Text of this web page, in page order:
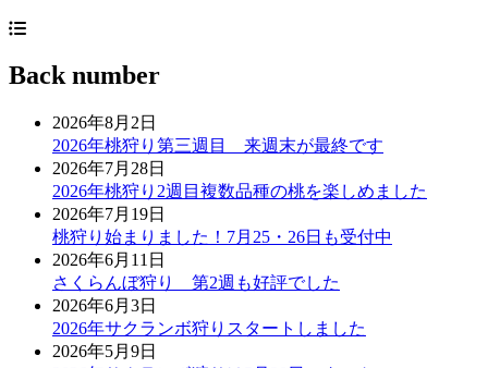
Back number
2026年8月2日
2026年桃狩り第三週目 来週末が最終です
2026年7月28日
2026年桃狩り2週目複数品種の桃を楽しめました
2026年7月19日
桃狩り始まりました！7月25・26日も受付中
2026年6月11日
さくらんぼ狩り 第2週も好評でした
2026年6月3日
2026年サクランボ狩りスタートしました
2026年5月9日